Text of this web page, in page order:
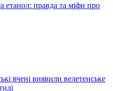
етанол: правда та міфи про
вчені виявили велетенське